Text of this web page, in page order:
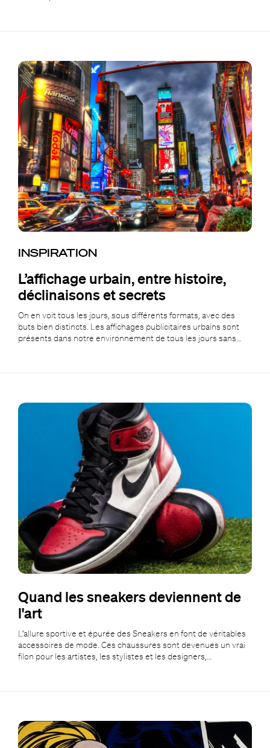
INSPIRATION
L’affichage urbain, entre histoire,
déclinaisons et secrets
On en voit tous les jours, sous différents formats, avec des
buts bien distincts. Les affichages publicitaires urbains sont
présents dans notre environnement de tous les jours sans…
Quand les sneakers deviennent de
l'art
L’allure sportive et épurée des Sneakers en font de véritables
accessoires de mode. Ces chaussures sont devenues un vrai
filon pour les artistes, les stylistes et les designers,…